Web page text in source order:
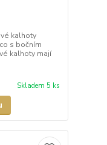
kalhoty
s bočním
kalhoty mají
Skladem 5 ks